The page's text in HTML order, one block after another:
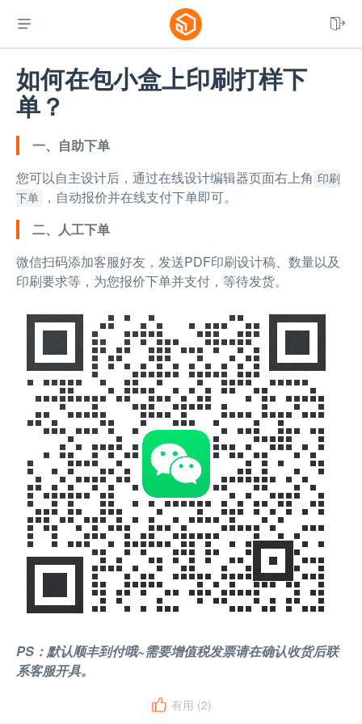
 
如何在包小盒上印刷打样下
单？
一、自助下单
您可以自主设计后，通过在线设计编辑器页面右上角 印刷
下单
，自动报价并在线支付下单即可。
二、人工下单
微信扫码添加客服好友，发送PDF印刷设计稿、数量以及
印刷要求等，为您报价下单并支付，等待发货。
PS：默认顺丰到付哦~需要增值税发票请在确认收货后联
系客服开具。
有用 (2)